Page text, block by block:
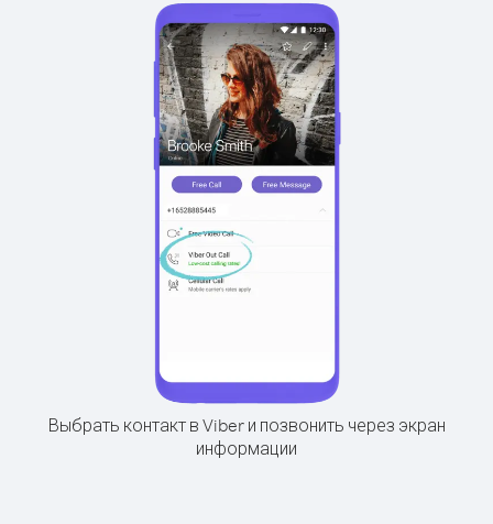
Выбрать контакт в Viber и позвонить через экран
информации